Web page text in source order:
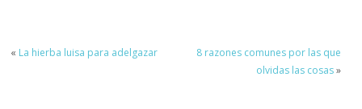
« La hierba luisa para adelgazar
8 razones comunes por las que
olvidas las cosas»